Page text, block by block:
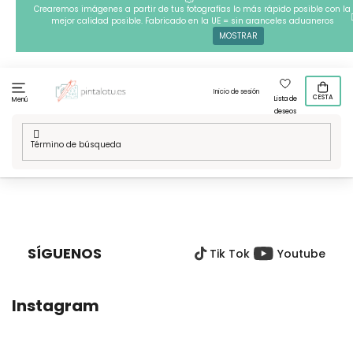
contenido
Crearemos imágenes a partir de tus fotografías lo más rápido posible con la
mejor calidad posible. Fabricado en la UE = sin aranceles aduaneros
MOSTRAR
Menú
Inicio de sesión
Lista de
deseos
CESTA
Inicio
Técnicas / Cuentas para planchar
Cuentas para planchar - Pascua
SÍGUENOS Tik Tok Youtube
Instagram